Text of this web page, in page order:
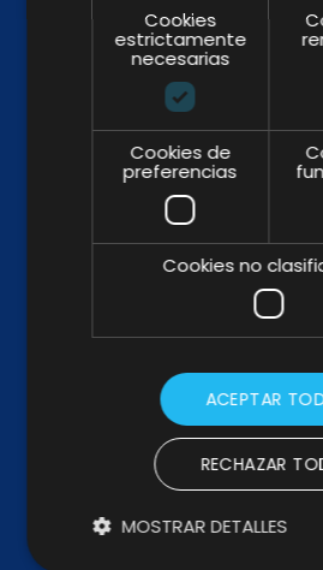
BROCHURE
WHY &
KIT DIGITAL
KIT CONSULTING
TRABAJA CON
CANAL DE
SERVICIOS
Cookies
estrictamente
necesarias
Cookies de
preferencias
Cookies no
ACEPTAR
RECHAZAR
MOSTRAR DETALLES